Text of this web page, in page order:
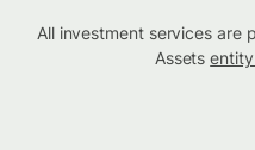
All investment services are
Assets